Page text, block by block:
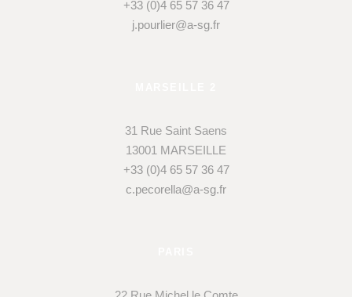
+33 (0)4 65 57 36 47
j.pourlier@a-sg.fr
31 Rue Saint Saens
13001 MARSEILLE
+33 (0)4 65 57 36 47
c.pecorella@a-sg.fr